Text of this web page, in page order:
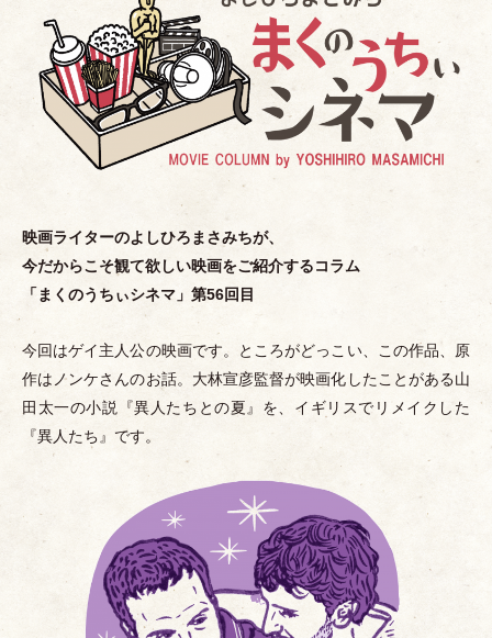
映画ライターのよしひろまさみちが、
今だからこそ観て欲しい映画をご紹介するコラム
「まくのうちぃシネマ 」 第56回目
今回はゲイ主人公の映画です。ところがどっこい、この作品、原
作はノンケさんのお話。大林宣彦監督が映画化したことがある山
田太一の小説『異人たちとの夏』を、イギリスでリメイクした
『異人たち』です。